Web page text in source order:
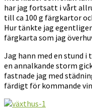
har jag fortsatt i vårt
till ca 100 g färgkartor
Hur tänkte jag
färgkarta som jag
Jag hann med en stund i
en annalkande storm
fastnade jag med
färdigt för kommande